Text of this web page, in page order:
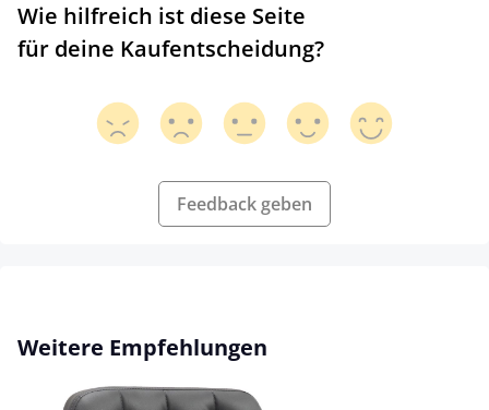
Wie hilfreich ist diese Seite
für deine Kaufentscheidung?
Feedback geben
Produktgalerie überspringen
Weitere Empfehlungen